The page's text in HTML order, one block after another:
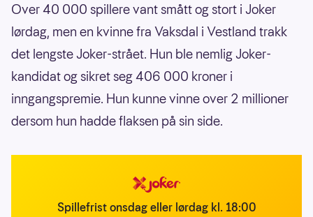
Over 40 000 spillere vant smått og stort i Joker
lørdag, men en kvinne fra Vaksdal i Vestland trakk
det lengste Joker-strået. Hun ble nemlig Joker-
kandidat og sikret seg 406 000 kroner i
inngangspremie. Hun kunne vinne over 2 millioner
dersom hun hadde flaksen på sin side.
Spillefrist onsdag eller lørdag kl. 18:00